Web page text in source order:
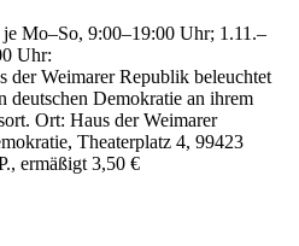
Mo–So, 9:00–19:00 Uhr; 1.11.–
Uhr:
der Weimarer Republik beleuchtet
deutschen Demokratie an ihrem
Ort: Haus der Weimarer
Theaterplatz 4, 99423
ermäßigt 3,50 €